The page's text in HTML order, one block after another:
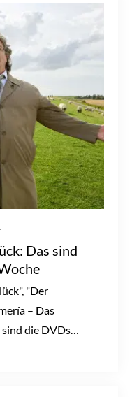
Das sind
"Der
– Das
die DVDs